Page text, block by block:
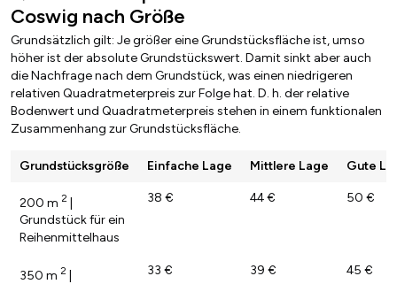
Coswig nach Größe
Grundsätzlich gilt: Je größer eine Grundstücksfläche ist, umso
höher ist der absolute Grundstückswert. Damit sinkt aber auch
die Nachfrage nach dem Grundstück, was einen niedrigeren
relativen Quadratmeterpreis zur Folge hat. D. h. der relative
Bodenwert und Quadratmeterpreis stehen in einem funktionalen
Zusammenhang zur Grundstücksfläche.
Grundstücksgröße Einfache Lage Mittlere Lage Gute
200 m 2 |
Grundstück für ein
Reihenmittelhaus
38 € 44 € 50 €
350 m 2 |
33 € 39 € 45 €